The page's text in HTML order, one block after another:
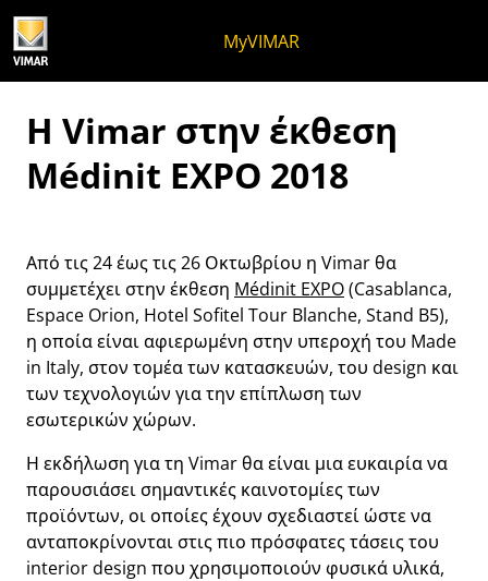
MyVIMAR
Η Vimar στην έκθεση
Médinit EXPO 2018
Από τις 24 έως τις 26 Οκτωβρίου η Vimar θα
συμμετέχει στην έκθεση Médinit EXPO(Casablanca,
Espace Orion, Hotel Sofitel Tour Blanche, Stand B5),
η οποία είναι αφιερωμένη στην υπεροχή του Made
in Italy, στον τομέα των κατασκευών, του design και
των τεχνολογιών για την επίπλωση των
εσωτερικών χώρων.
Η εκδήλωση για τη Vimar θα είναι μια ευκαιρία να
παρουσιάσει σημαντικές καινοτομίες των
προϊόντων, οι οποίες έχουν σχεδιαστεί ώστε να
ανταποκρίνονται στις πιο πρόσφατες τάσεις του
interior design που χρησιμοποιούν φυσικά υλικά,